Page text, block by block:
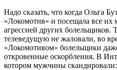
Надо сказать, что когда Ольга
«Локомотив» и посещала все их
агрессией других болельщиков.
телеведущую не жаловали, во
«Локомотивом» болельщики
откровенные оскорбления. В
котором мужчины скандировали: